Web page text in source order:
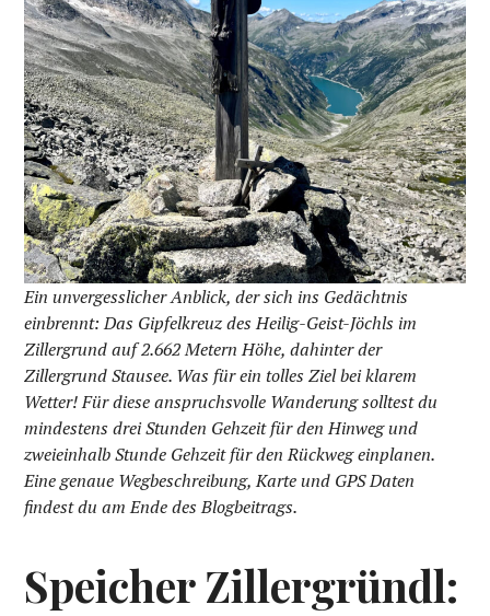
Ein unvergesslicher Anblick, der sich ins Gedächtnis
einbrennt: Das Gipfelkreuz des Heilig-Geist-Jöchls im
Zillergrund auf 2.662 Metern Höhe, dahinter der
Zillergrund Stausee. Was für ein tolles Ziel bei klarem
Wetter! Für diese anspruchsvolle Wanderung solltest du
mindestens drei Stunden Gehzeit für den Hinweg und
zweieinhalb Stunde Gehzeit für den Rückweg einplanen.
Eine genaue Wegbeschreibung, Karte und GPS Daten
findest du am Ende des Blogbeitrags.
Speicher Zillergründl: